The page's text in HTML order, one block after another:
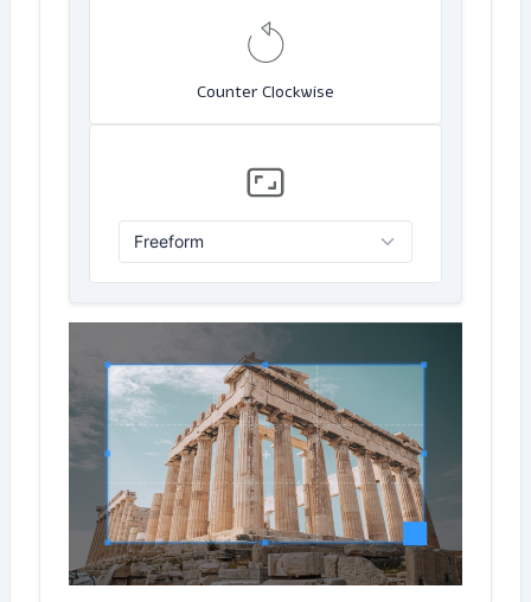
Counter Clockwise